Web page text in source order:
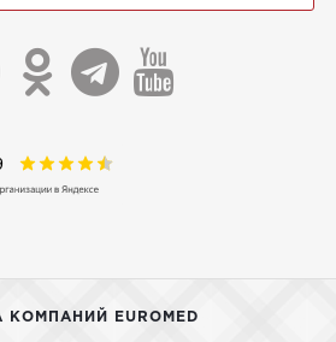
КОМПАНИЙ EUROMED